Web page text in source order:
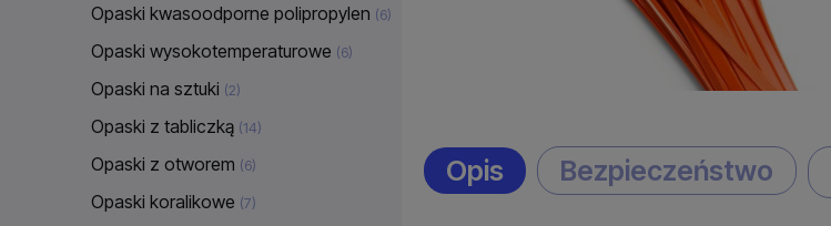
Opaski kwasoodporne polipropylen (6)
Opaski wysokotemperaturowe (6)
Opaski na sztuki (2)
Opaski z tabliczką (14)
Opaski z otworem (6)
Opaski koralikowe (7)
Opis Bezpieczeństwo